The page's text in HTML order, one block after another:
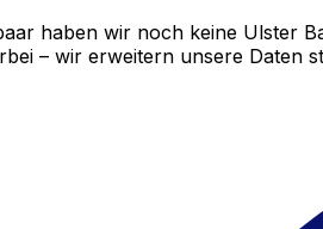
haben wir noch keine Ulster
– wir erweitern unsere Daten